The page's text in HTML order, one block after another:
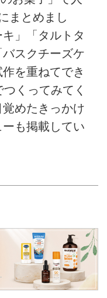
まとめまし
」「タルトタ
スクチーズケ
を重ねてでき
くってみてく
めたきっかけ
も掲載してい